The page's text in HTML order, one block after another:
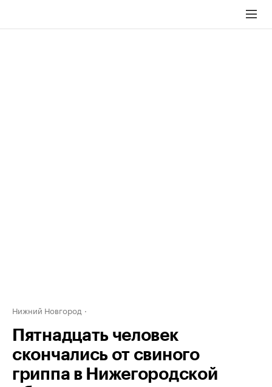
Нижний Новгород
Пятнадцать человек
скончались от свиного
гриппа в Нижегородской